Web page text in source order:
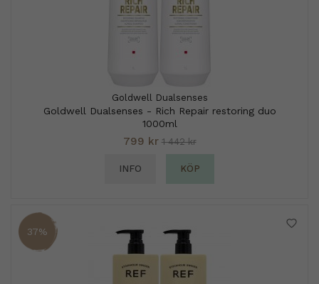
Goldwell Dualsenses
Goldwell Dualsenses - Rich Repair restoring duo
1000ml
799 kr 1 442 kr
INFO KÖP
37%